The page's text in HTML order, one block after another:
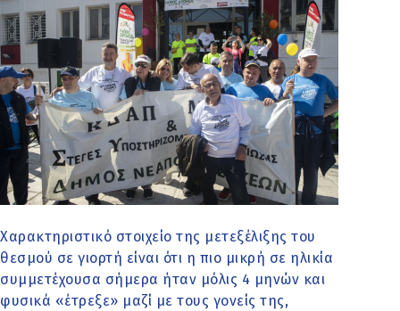
Χαρακτηριστικό στοιχείο της μετεξέλιξης του
θεσμού σε γιορτή είναι ότι η πιο μικρή σε ηλικία
συμμετέχουσα σήμερα ήταν μόλις 4 μηνών και
φυσικά «έτρεξε» μαζί με τους γονείς της,